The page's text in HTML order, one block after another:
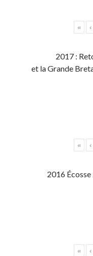
« ‹
2017 :
et la Grande
« ‹
2016
« ‹